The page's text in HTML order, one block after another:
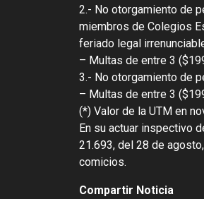
2.- No otorgamiento de
miembros de Colegios
feriado legal
– Multas de entre 3
3.- No otorgamiento de
– Multas de entre 3
(*) Valor de la UTM en
En su actuar inspectivo
21.693, del 28 de
comicios.
Compartir Noticia